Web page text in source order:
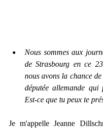
Nous sommes aux
de Strasbourg en ce
nous avons la chance
députée allemande qui
Est-ce que tu peux te
Je m'appelle Jeanne